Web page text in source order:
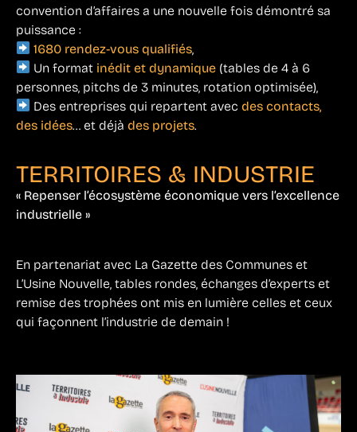
convention d’affaires a une nouvelle fois démontré sa
puissance :
1680 rendez-vous qualifiés,
Un format inédit et dynamique (tables de 4 à 6
personnes, pitchs de 3 minutes, rotation optimisée),
Des entreprises qui repartent avecdes contacts,
des idées… et déjà des projets.
TERRITOIRES & INDUSTRIE
« Repenser l’écosystème économique vers l’excellence
industrielle »
En partenariat avec La Gazette des Communes et
L’Usine Nouvelle, tables rondes, échanges d’experts et
remise des trophées ont mis en lumière celles et ceux
qui façonnent l’industrie de demain !